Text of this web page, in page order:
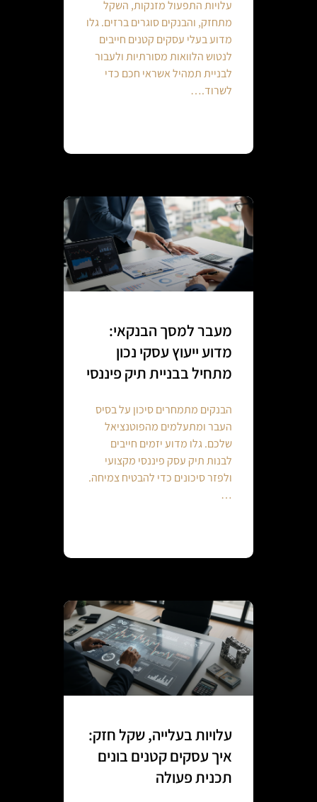
עלויות התפעול מזנקות, השקל
מתחזק, והבנקים סוגרים ברזים. גלו
מדוע בעלי עסקים קטנים חייבים
לנטוש הלוואות מסורתיות ולעבור
לבניית תמהיל אשראי חכם כדי
לשרוד.…
מעבר למסך הבנקאי:
מדוע ייעוץ עסקי נכון
מתחיל בבניית תיק פיננסי
הבנקים מתמחרים סיכון על בסיס
העבר ומתעלמים מהפוטנציאל
שלכם. גלו מדוע יזמים חייבים
לבנות תיק עסק פיננסי מקצועי
ולפזר סיכונים כדי להבטיח צמיחה.
…
עלויות בעלייה, שקל חזק:
איך עסקים קטנים בונים
תכנית פעולה